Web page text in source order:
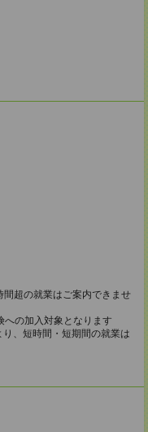
超の就業はご案内できませ
の加入対象となります
、短時間・短期間の就業は